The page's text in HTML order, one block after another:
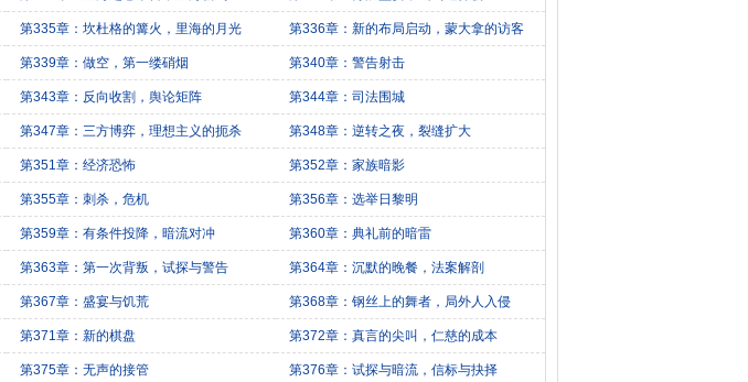
第335章：坎杜格的篝火，里海的月光 第336章：新的布局启动，蒙大拿的访客
第339章：做空，第一缕硝烟 第340章：警告射击
第343章：反向收割，舆论矩阵 第344章：司法围城
第347章：三方博弈，理想主义的扼杀 第348章：逆转之夜，裂缝扩大
第351章：经济恐怖 第352章：家族暗影
第355章：刺杀，危机 第356章：选举日黎明
第359章：有条件投降，暗流对冲 第360章：典礼前的暗雷
第363章：第一次背叛，试探与警告 第364章：沉默的晚餐，法案解剖
第367章：盛宴与饥荒 第368章：钢丝上的舞者，局外人入侵
第371章：新的棋盘 第372章：真言的尖叫，仁慈的成本
第375章：无声的接管 第376章：试探与暗流，信标与抉择